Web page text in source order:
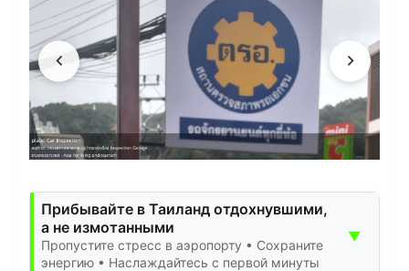
Прибывайте в Таиланд отдохнувшими,
а не измотанными
Пропустите стресс в аэропорту • Сохраните
энергию • Наслаждайтесь с первой минуты
▼